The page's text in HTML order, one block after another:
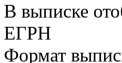
В выписке
ЕГРН
Формат